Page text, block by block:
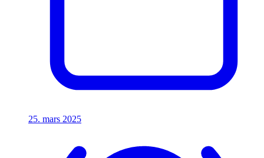
25. mars 2025